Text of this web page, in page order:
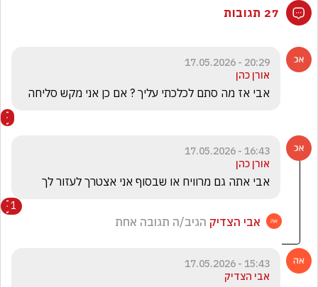
27 תגובות
20:29 - 17.05.2026
אורן כהן
אבי אז מה סתם לכלכתי עליך ? אם כן אני מקש סליחה
16:43 - 17.05.2026
אורן כהן
אבי אתה גם מרוויח או שבסוף אני אצטרך לעזור לך
1
אבי הצדיק הגיב/ה תגובה אחת
15:43 - 17.05.2026
אבי הצדיק